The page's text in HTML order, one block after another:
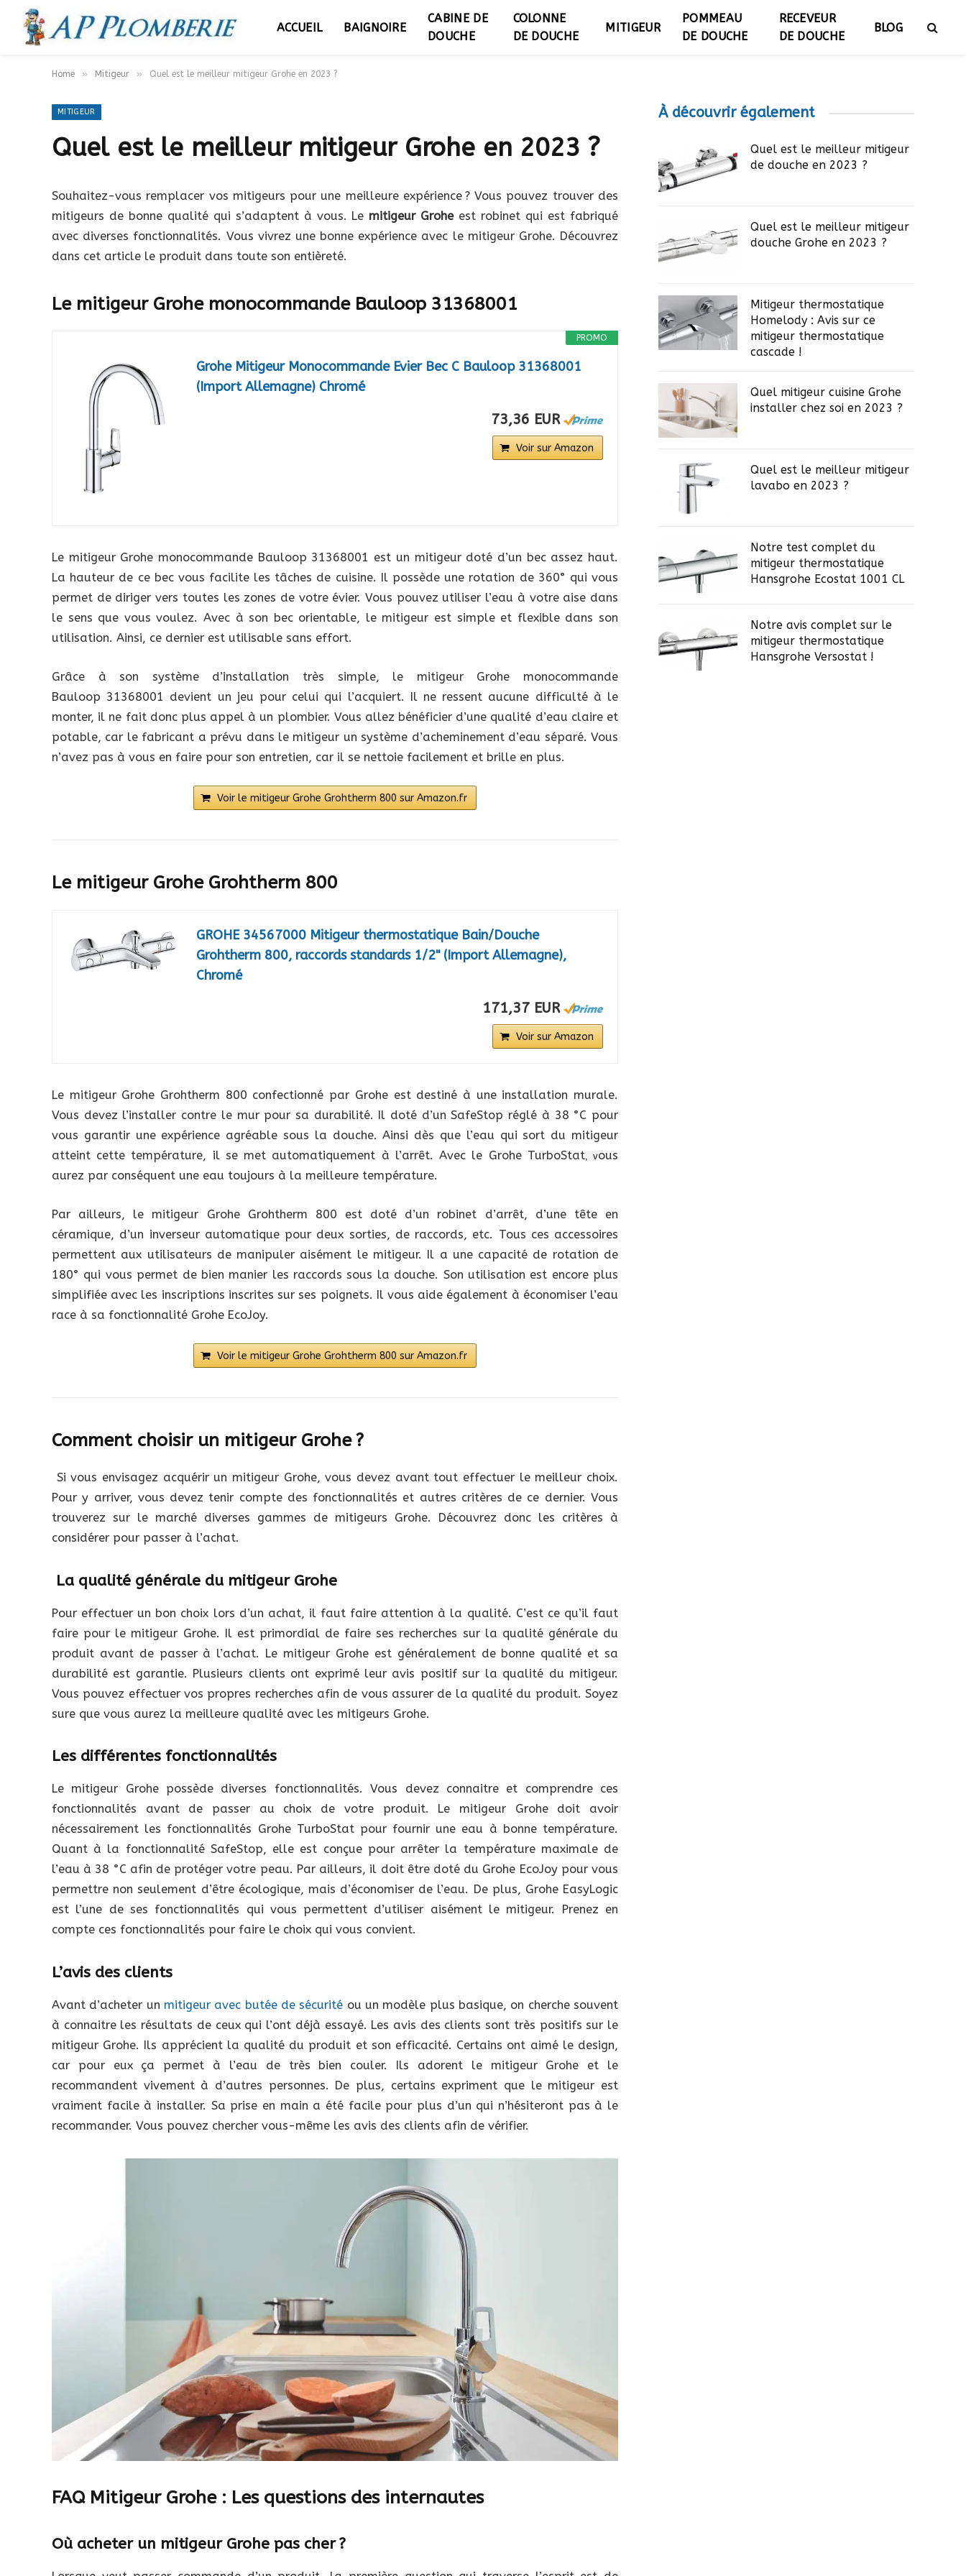
ACCUEIL BAIGNOIRE
CABINE DE
DOUCHE
COLONNE
DE DOUCHE
MITIGEUR
POMMEAU
DE DOUCHE
RECEVEUR
DE DOUCHE
BLOG
Home » Mitigeur » Quel est le meilleur mitigeur Grohe en 2023 ?
MITIGEUR
Quel est le meilleur mitigeur Grohe en 2023 ?
Souhaitez-vous remplacer vos mitigeurs pour une meilleure expérience ? Vous pouvez trouver des
mitigeurs de bonne qualité qui s’adaptent à vous. Le mitigeur Groheest robinet qui est fabriqué
avec diverses fonctionnalités. Vous vivrez une bonne expérience avec le mitigeur Grohe. Découvrez
dans cet article le produit dans toute son entièreté.
Le mitigeur Grohe monocommande Bauloop 31368001
PROMO
Grohe Mitigeur Monocommande Evier Bec C Bauloop 31368001
(Import Allemagne) Chromé
73,36 EUR
Voir sur Amazon
Le mitigeur Grohe monocommande Bauloop 31368001 est un mitigeur doté d’un bec assez haut.
La hauteur de ce bec vous facilite les tâches de cuisine. Il possède une rotation de 360° qui vous
permet de diriger vers toutes les zones de votre évier. Vous pouvez utiliser l’eau à votre aise dans
le sens que vous voulez. Avec à son bec orientable, le mitigeur est simple et flexible dans son
utilisation. Ainsi, ce dernier est utilisable sans effort.
Grâce à son système d’installation très simple, le mitigeur Grohe monocommande
Bauloop 31368001 devient un jeu pour celui qui l’acquiert. Il ne ressent aucune difficulté à le
monter, il ne fait donc plus appel à un plombier. Vous allez bénéficier d’une qualité d’eau claire et
potable, car le fabricant a prévu dans le mitigeur un système d’acheminement d’eau séparé. Vous
n’avez pas à vous en faire pour son entretien, car il se nettoie facilement et brille en plus.
Voir le mitigeur Grohe Grohtherm 800 sur Amazon.fr
Le mitigeur Grohe Grohtherm 800
GROHE 34567000 Mitigeur thermostatique Bain/Douche
Grohtherm 800, raccords standards 1/2" (Import Allemagne),
Chromé
171,37 EUR
Voir sur Amazon
Le mitigeur Grohe Grohtherm 800 confectionné par Grohe est destiné à une installation murale.
Vous devez l’installer contre le mur pour sa durabilité. Il doté d’un SafeStop réglé à 38 °C pour
vous garantir une expérience agréable sous la douche. Ainsi dès que l’eau qui sort du mitigeur
atteint cette température, il se met automatiquement à l’arrêt. Avec le Grohe TurboStat, vous
aurez par conséquent une eau toujours à la meilleure température.
Par ailleurs, le mitigeur Grohe Grohtherm 800 est doté d’un robinet d’arrêt, d’une tête en
céramique, d’un inverseur automatique pour deux sorties, de raccords, etc. Tous ces accessoires
permettent aux utilisateurs de manipuler aisément le mitigeur. Il a une capacité de rotation de
180° qui vous permet de bien manier les raccords sous la douche. Son utilisation est encore plus
simplifiée avec les inscriptions inscrites sur ses poignets. Il vous aide également à économiser l’eau
race à sa fonctionnalité Grohe EcoJoy.
Voir le mitigeur Grohe Grohtherm 800 sur Amazon.fr
Comment choisir un mitigeur Grohe ?
Si vous envisagez acquérir un mitigeur Grohe, vous devez avant tout effectuer le meilleur choix.
Pour y arriver, vous devez tenir compte des fonctionnalités et autres critères de ce dernier. Vous
trouverez sur le marché diverses gammes de mitigeurs Grohe. Découvrez donc les critères à
considérer pour passer à l’achat.
La qualité générale du mitigeur Grohe
Pour effectuer un bon choix lors d’un achat, il faut faire attention à la qualité. C’est ce qu’il faut
faire pour le mitigeur Grohe. Il est primordial de faire ses recherches sur la qualité générale du
produit avant de passer à l’achat. Le mitigeur Grohe est généralement de bonne qualité et sa
durabilité est garantie. Plusieurs clients ont exprimé leur avis positif sur la qualité du mitigeur.
Vous pouvez effectuer vos propres recherches afin de vous assurer de la qualité du produit. Soyez
sure que vous aurez la meilleure qualité avec les mitigeurs Grohe.
Les différentes fonctionnalités
Le mitigeur Grohe possède diverses fonctionnalités. Vous devez connaitre et comprendre ces
fonctionnalités avant de passer au choix de votre produit. Le mitigeur Grohe doit avoir
nécessairement les fonctionnalités Grohe TurboStat pour fournir une eau à bonne température.
Quant à la fonctionnalité SafeStop, elle est conçue pour arrêter la température maximale de
l’eau à 38 °C afin de protéger votre peau. Par ailleurs, il doit être doté du Grohe EcoJoy pour vous
permettre non seulement d’être écologique, mais d’économiser de l’eau. De plus, Grohe EasyLogic
est l’une de ses fonctionnalités qui vous permettent d’utiliser aisément le mitigeur. Prenez en
compte ces fonctionnalités pour faire le choix qui vous convient.
L’avis des clients
Avant d’acheter un mitigeur avec butée de sécurité ou un modèle plus basique, on cherche souvent
à connaitre les résultats de ceux qui l’ont déjà essayé. Les avis des clients sont très positifs sur le
mitigeur Grohe. Ils apprécient la qualité du produit et son efficacité. Certains ont aimé le design,
car pour eux ça permet à l’eau de très bien couler. Ils adorent le mitigeur Grohe et le
recommandent vivement à d’autres personnes. De plus, certains expriment que le mitigeur est
vraiment facile à installer. Sa prise en main a été facile pour plus d’un qui n’hésiteront pas à le
recommander. Vous pouvez chercher vous-même les avis des clients afin de vérifier.
FAQ Mitigeur Grohe : Les questions des internautes
Où acheter un mitigeur Grohe pas cher ?
À découvrir également
Quel est le meilleur mitigeur
de douche en 2023 ?
Quel est le meilleur mitigeur
douche Grohe en 2023 ?
Mitigeur thermostatique
Homelody : Avis sur ce
mitigeur thermostatique
cascade !
Quel mitigeur cuisine Grohe
installer chez soi en 2023 ?
Quel est le meilleur mitigeur
lavabo en 2023 ?
Notre test complet du
mitigeur thermostatique
Hansgrohe Ecostat 1001 CL
Notre avis complet sur le
mitigeur thermostatique
Hansgrohe Versostat !